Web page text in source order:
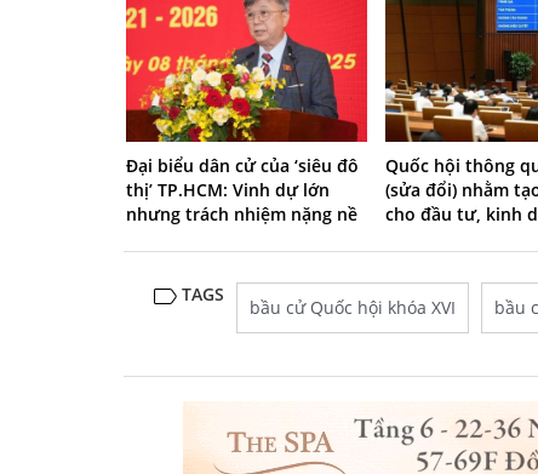
Đại biểu dân cử của ‘siêu đô
thị’ TP.HCM: Vinh dự lớn
nhưng trách nhiệm nặng nề
Quốc hội thông
(sửa đổi) nhằm
cho đầu tư, kinh
TAGS
bầu cử Quốc hội khóa XVI bầu